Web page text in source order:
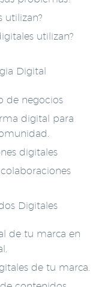
utilizan?
utilizan?
Digital
de negocios
digital para
digitales
Digitales
de tu marca en
de tu marca.